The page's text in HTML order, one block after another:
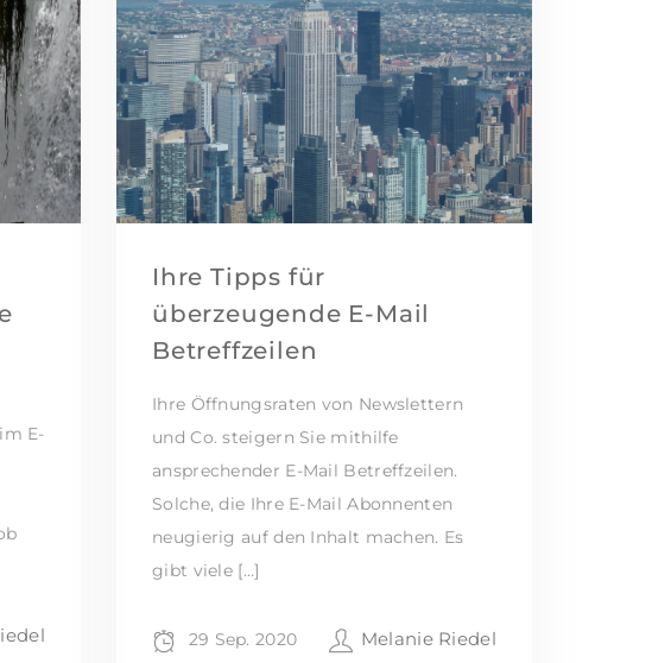
E-
Ihre Tipps für
überzeugende E-Mail
Betreffzeilen
Ihre Öffnungsraten von Newslettern
und Co. steigern Sie mithilfe
ansprechender E-Mail Betreffzeilen.
Solche, die Ihre E-Mail Abonnenten
neugierig auf den Inhalt machen. Es
gibt viele […]
29 Sep. 2020 Melanie Riedel